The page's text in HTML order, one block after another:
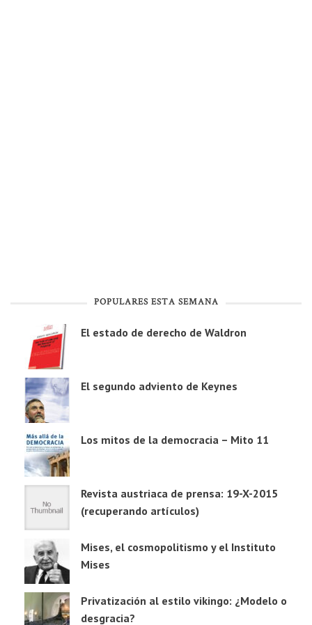
POPULARES ESTA SEMANA
El estado de derecho de Waldron
El segundo adviento de Keynes
Los mitos de la democracia – Mito 11
Revista austriaca de prensa: 19-X-2015
(recuperando artículos)
Mises, el cosmopolitismo y el Instituto
Mises
Privatización al estilo vikingo: ¿Modelo o
desgracia?